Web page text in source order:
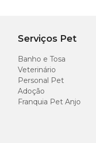
Serviços Pet
Banho e Tosa
Veterinário
Personal Pet
Adoção
Franquia Pet Anjo